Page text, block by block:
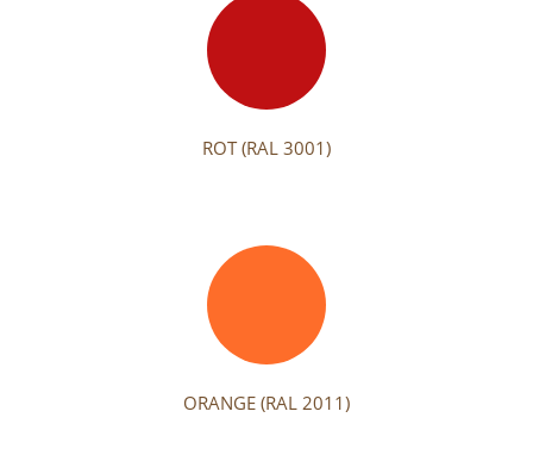
ROT (RAL 3001)
ORANGE (RAL 2011)